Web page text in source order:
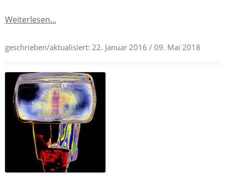
Weiterlesen...
geschrieben/aktualisiert: 22. Januar 2016 / 09. Mai 2018